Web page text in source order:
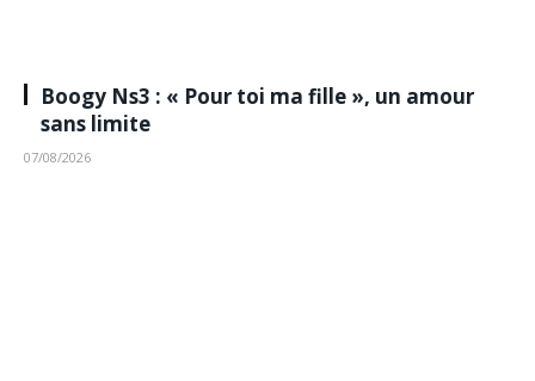
Boogy Ns3 : « Pour toi ma fille », un amour
sans limite
07/08/2026